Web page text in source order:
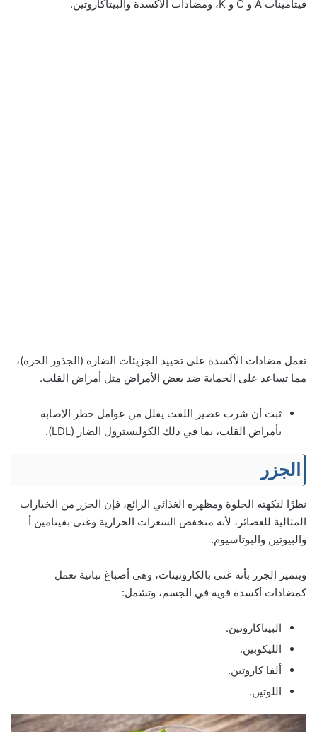
فيتامينات A و C و K، ومضادات الأكسدة والبيتاكاروتين.
تعمل مضادات الأكسدة على تحييد الجزيئات الضارة (الجذور الحرة)،
مما تساعد على الحماية ضد بعض الأمراض مثل أمراض القلب.
ثبت أن شرب عصير اللفت يقلل من عوامل خطر الإصابة
بأمراض القلب، بما في ذلك الكوليسترول الضار (LDL).
الجزر
نظرًا لنكهته الحلوة ومظهره الغذائي الرائع، فإن الجزر من الخيارات
المثالية للعصائر، لأنه منخفض السعرات الحرارية وغني بفيتامين أ
والبيوتين والبوتاسيوم.
ويتميز الجزر بأنه غني بالكاروتينات، وهي أصباغ نباتية تعمل
كمضادات أكسدة قوية في الجسم، وتشمل:
البيتاكاروتين.
الليكوبين.
ألفا كاروتين.
اللوتين.